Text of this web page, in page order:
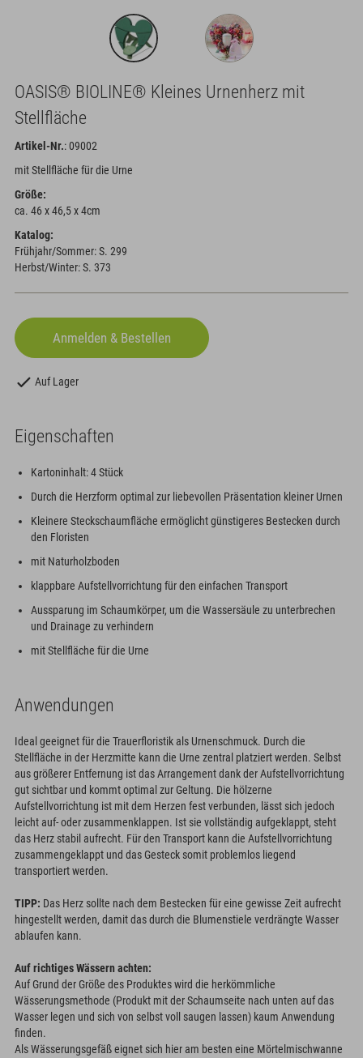
OASIS® BIOLINE® Kleines Urnenherz mit
Stellfläche
Artikel-Nr.: 09002
mit Stellfläche für die Urne
Größe:
ca. 46 x 46,5 x 4cm
Katalog:
Frühjahr/Sommer: S. 299
Herbst/Winter: S. 373
Auf Lager
Eigenschaften
Kartoninhalt: 4 Stück
Durch die Herzform optimal zur liebevollen Präsentation kleiner Urnen
Kleinere Steckschaumfläche ermöglicht günstigeres Bestecken durch
den Floristen
mit Naturholzboden
klappbare Aufstellvorrichtung für den einfachen Transport
Aussparung im Schaumkörper, um die Wassersäule zu unterbrechen
und Drainage zu verhindern
mit Stellfläche für die Urne
Anwendungen
Ideal geeignet für die Trauerfloristik als Urnenschmuck. Durch die
Stellfläche in der Herzmitte kann die Urne zentral platziert werden. Selbst
aus größerer Entfernung ist das Arrangement dank der Aufstellvorrichtung
gut sichtbar und kommt optimal zur Geltung. Die hölzerne
Aufstellvorrichtung ist mit dem Herzen fest verbunden, lässt sich jedoch
leicht auf- oder zusammenklappen. Ist sie vollständig aufgeklappt, steht
das Herz stabil aufrecht. Für den Transport kann die Aufstellvorrichtung
zusammengeklappt und das Gesteck somit problemlos liegend
transportiert werden.
TIPP: Das Herz sollte nach dem Bestecken für eine gewisse Zeit aufrecht
hingestellt werden, damit das durch die Blumenstiele verdrängte Wasser
ablaufen kann.
Auf richtiges Wässern achten:
Auf Grund der Größe des Produktes wird die herkömmliche
Wässerungsmethode (Produkt mit der Schaumseite nach unten auf das
Wasser legen und sich von selbst voll saugen lassen) kaum Anwendung
finden.
Als Wässerungsgefäß eignet sich hier am besten eine Mörtelmischwanne